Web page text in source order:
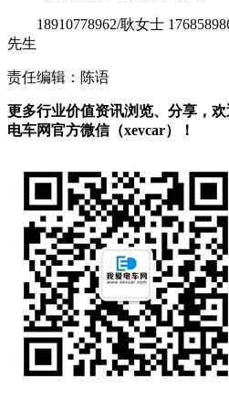
18910778962/耿女士
先生
责任编辑：陈语
更多行业价值资讯浏览、分享，
电车网官方微信（xevcar）！